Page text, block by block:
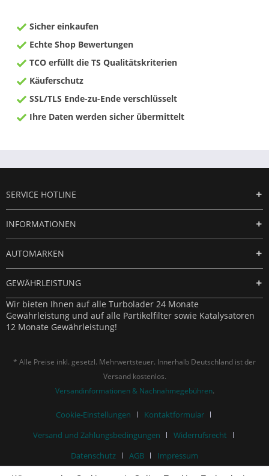
Sicher einkaufen
Echte Shop Bewertungen
TCO erfüllt die TS Qualitätskriterien
Käuferschutz
SSL/TLS Ende-zu-Ende verschlüsselt
Ihre Daten werden sicher übermittelt
SERVICE HOTLINE
INFORMATIONEN
AUTOMARKEN
GEWÄHRLEISTUNG
Wir bieten Ihnen auf alle Turbolader 24 Monate
Gewährleistung und auf alle Partikelfilter sowie Katalysatoren
12 Monate Gewährleistung!
* Alle Preise inkl. gesetzl. Mehrwertsteuer. Innerhalb Deutschland ist der
Versand kostenlos.
Versandinformationen & Nachnahmegebühren.
Cookie-Einstellungen
Kontaktformular
Versand und Zahlungsbedingungen
Widerrufsrecht
Datenschutz
AGB Impressum